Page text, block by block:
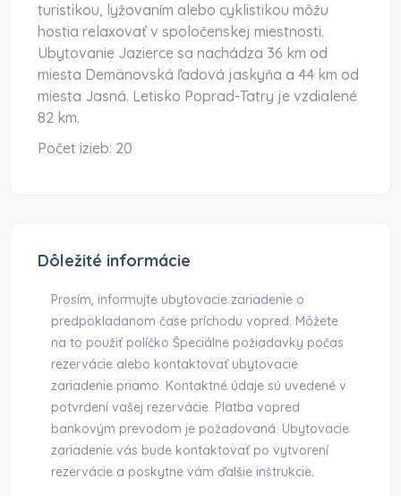
turistikou, lyžovaním alebo cyklistikou môžu
hostia relaxovať v spoločenskej miestnosti.
Ubytovanie Jazierce sa nachádza 36 km od
miesta Demänovská ľadová jaskyňa a 44 km od
miesta Jasná. Letisko Poprad-Tatry je vzdialené
82 km.
Počet izieb: 20
Dôležité informácie
Prosím, informujte ubytovacie zariadenie o
predpokladanom čase príchodu vopred. Môžete
na to použiť políčko Špeciálne požiadavky počas
rezervácie alebo kontaktovať ubytovacie
zariadenie priamo. Kontaktné údaje sú uvedené v
potvrdení vašej rezervácie. Platba vopred
bankovým prevodom je požadovaná. Ubytovacie
zariadenie vás bude kontaktovať po vytvorení
rezervácie a poskytne vám ďalšie inštrukcie.